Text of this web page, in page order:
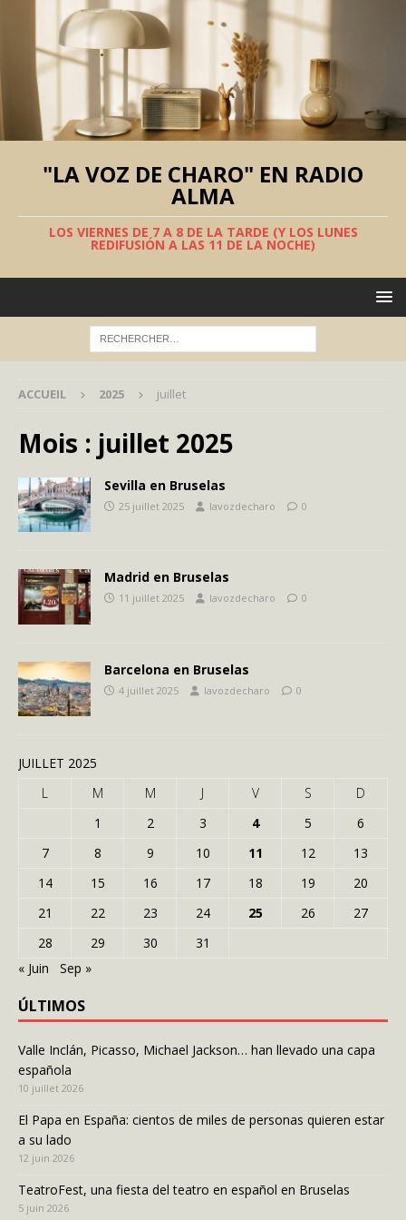
"LA VOZ DE CHARO" EN RADIO
ALMA
LOS VIERNES DE 7 A 8 DE LA TARDE (Y LOS LUNES
REDIFUSIÓN A LAS 11 DE LA NOCHE)
ACCUEIL 2025 juillet
Mois : juillet 2025
Sevilla en Bruselas
25 juillet 2025 lavozdecharo 0
Madrid en Bruselas
11 juillet 2025 lavozdecharo 0
Barcelona en Bruselas
4 juillet 2025 lavozdecharo 0
JUILLET 2025
L
M M J V S
D
1
2 3 4 5
6
7
8 9 10 11 12
13
14
15 16 17 18 19
20
21
22 23 24 25 26
27
28
29 30
31
« Juin
Sep »
ÚLTIMOS
Valle Inclán, Picasso, Michael Jackson… han llevado una capa
española
10 juillet 2026
El Papa en España: cientos de miles de personas quieren estar
a su lado
12 juin 2026
TeatroFest, una fiesta del teatro en español en Bruselas
5 juin 2026